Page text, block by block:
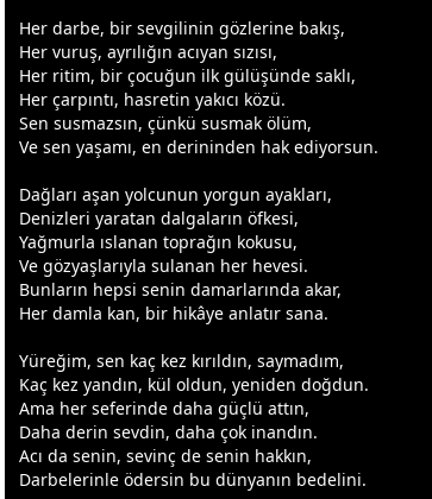
Her darbe, bir sevgilinin gözlerine bakış,
Her vuruş, ayrılığın acıyan sızısı,
Her ritim, bir çocuğun ilk gülüşünde saklı,
Her çarpıntı, hasretin yakıcı közü.
Sen susmazsın, çünkü susmak ölüm,
Ve sen yaşamı, en derininden hak ediyorsun.
Dağları aşan yolcunun yorgun ayakları,
Denizleri yaratan dalgaların öfkesi,
Yağmurla ıslanan toprağın kokusu,
Ve gözyaşlarıyla sulanan her hevesi.
Bunların hepsi senin damarlarında akar,
Her damla kan, bir hikâye anlatır sana.
Yüreğim, sen kaç kez kırıldın, saymadım,
Kaç kez yandın, kül oldun, yeniden doğdun.
Ama her seferinde daha güçlü attın,
Daha derin sevdin, daha çok inandın.
Acı da senin, sevinç de senin hakkın,
Darbelerinle ödersin bu dünyanın bedelini.